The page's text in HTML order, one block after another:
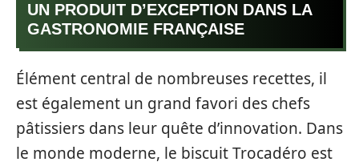
UN PRODUIT D’EXCEPTION DANS LA
GASTRONOMIE FRANÇAISE
Élément central de nombreuses recettes, il
est également un grand favori des chefs
pâtissiers dans leur quête d’innovation. Dans
le monde moderne, le biscuit Trocadéro est